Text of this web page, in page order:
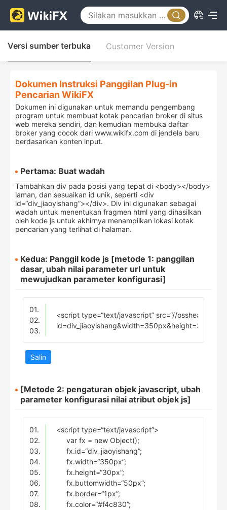
Versi sumber terbuka Customer Version
Dokumen Instruksi Panggilan Plug-in
Pencarian WikiFX
Dokumen ini digunakan untuk memandu pengembang
program untuk membuat kotak pencarian broker di situs
web mereka sendiri, dan kemudian membuka daftar
broker yang cocok dari www.wikifx.com di jendela baru
berdasarkan konten input.
Pertama: Buat wadah
Tambahkan div pada posisi yang tepat di <body></body>
laman, dan sesuaikan id unik, seperti <div
id=“div_jiaoyishang”></div>. Div ini digunakan sebagai
wadah untuk menentukan fragmen html yang dihasilkan
oleh kode js untuk akhirnya menampilkan lokasi kotak
pencarian yang terlihat di halaman.
Kedua: Panggil kode js [metode 1: panggilan
dasar, ubah nilai parameter url untuk
mewujudkan parameter konfigurasi]
01.
02.
03.
<script type=“text/javascript” src=“//
Salin
[Metode 2: pengaturan objek javascript, ubah
parameter konfigurasi nilai atribut objek js]
01.
02.
03.
04.
05.
06.
07.
08.
<script type=“text/javascript”>
var fx = new Object();
fx.id=“div_jiaoyishang”;
fx.width=“350px”;
fx.height=“30px”;
fx.buttomwidth=“50px”;
fx.border=“1px”;
fx.color=“#f4c830”;